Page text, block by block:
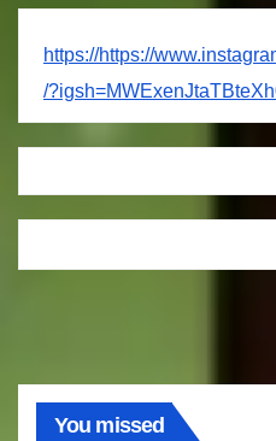
https://https://
/
You missed